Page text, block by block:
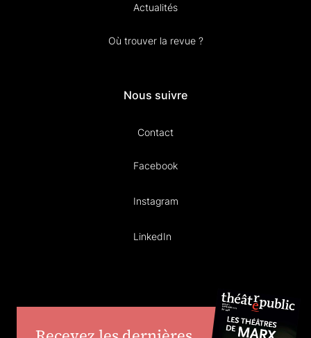
Actualités
Où trouver la revue ?
Nous suivre
Contact
Facebook
Instagram
LinkedIn